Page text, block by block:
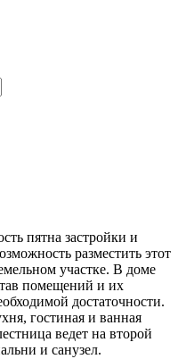
пятна застройки и
разместить этот
участке. В доме
помещений и их
достаточности.
гостиная и ванная
ведет на второй
и санузел.